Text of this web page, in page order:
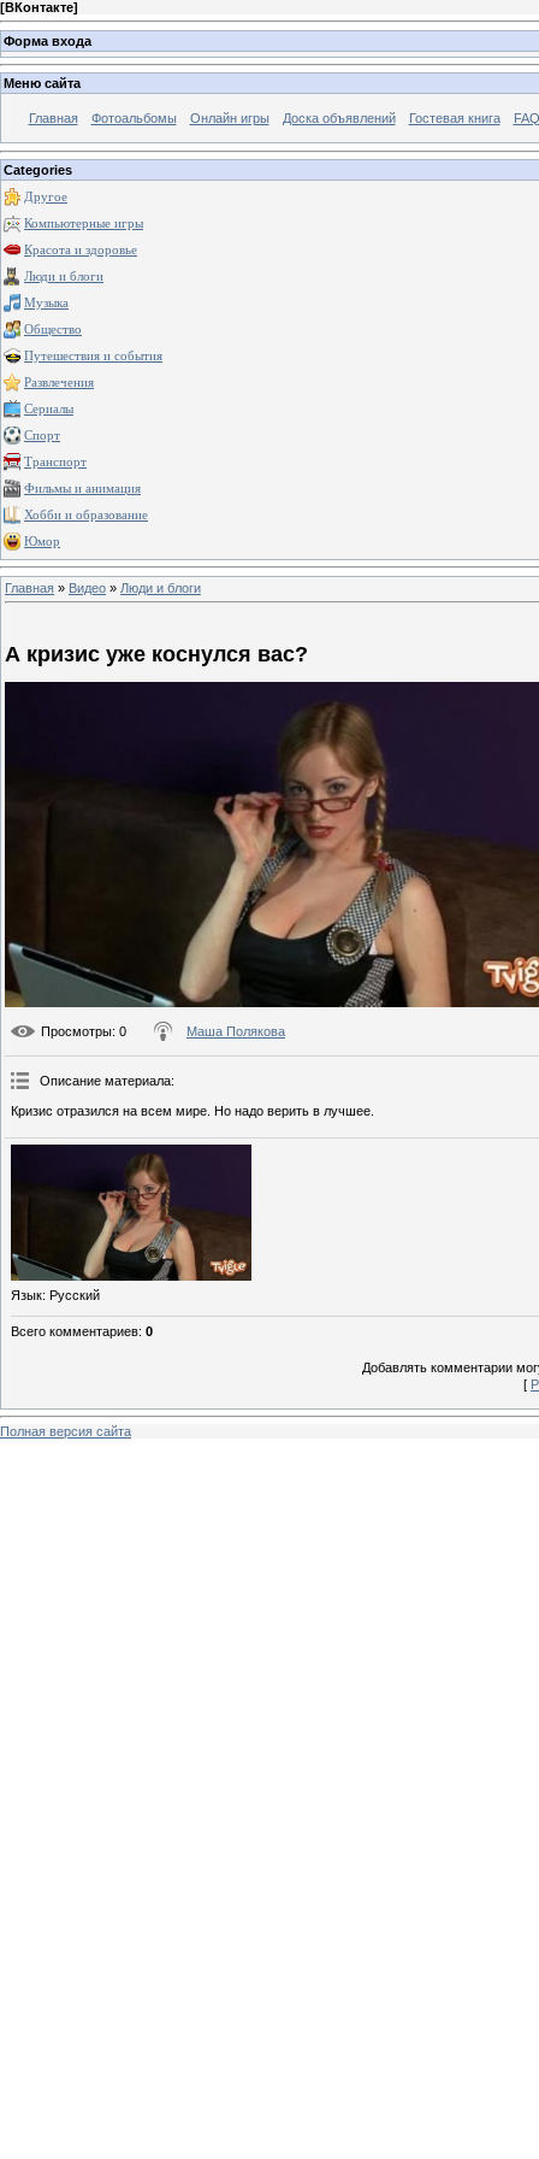
[ВКонтакте]
Форма входа
Меню сайта
Главная Фотоальбомы Онлайн игры Доска объявлений Гостевая книга
Categories
Другое
Компьютерные игры
Красота и здоровье
Люди и блоги
Музыка
Общество
Путешествия и события
Развлечения
Сериалы
Спорт
Транспорт
Фильмы и анимация
Хобби и образование
Юмор
Главная » Видео » Люди и блоги
А кризис уже коснулся вас?
Просмотры: 0 Маша Полякова
Описание материала:
Кризис отразился на всем мире. Но надо верить в лучшее.
Язык: Русский
Всего комментариев: 0
Добавлять комментарии
[
Полная версия сайта